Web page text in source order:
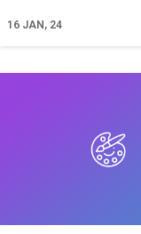
16 JAN, 24